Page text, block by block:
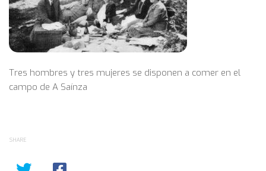
Tres hombres y tres mujeres se disponen a comer en el
campo de A Saínza
SHARE